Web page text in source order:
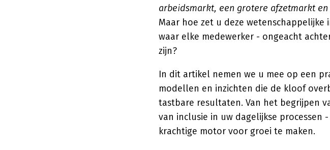
arbeidsmarkt, een grotere afzetmarkt
Maar hoe zet u deze
waar elke medewerker - ongeacht
zijn?
In dit artikel nemen we u mee op een
modellen en inzichten die de kloof
tastbare resultaten. Van het begrijpen
van inclusie in uw dagelijkse
krachtige motor voor groei te maken.